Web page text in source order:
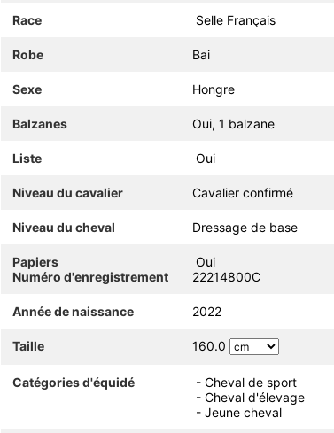
Race Selle Français
Robe Bai
Sexe Hongre
Balzanes Oui, 1 balzane
Liste Oui
Niveau du cavalier Cavalier confirmé
Niveau du cheval Dressage de base
Papiers
Oui
Numéro d'enregistrement
22214800C
Année de naissance 2022
Taille 160.0
Catégories d'équidé
- Cheval de sport
- Cheval d'élevage
- Jeune cheval